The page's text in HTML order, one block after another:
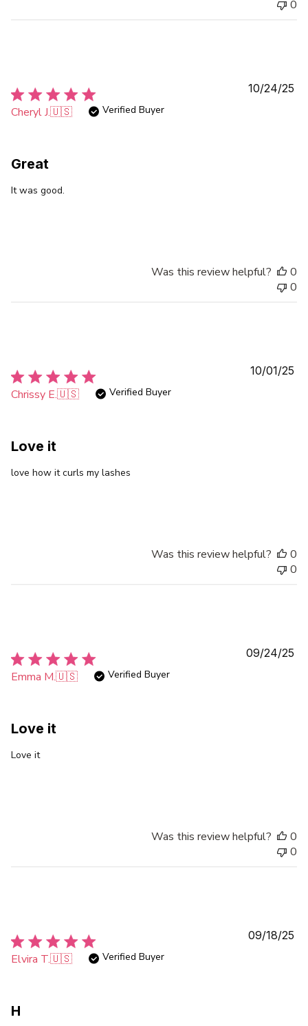
0
Cheryl J.🇺🇸 Verified Buyer
Great
It was good.
10/24/25
Was this review helpful?
0
0
Chrissy E.🇺🇸 Verified Buyer
Love it
love how it curls my lashes
10/01/25
Was this review helpful?
0
0
Emma M.🇺🇸 Verified Buyer
Love it
Love it
09/24/25
Was this review helpful?
0
0
Elvira T.🇺🇸 Verified Buyer
H
09/18/25